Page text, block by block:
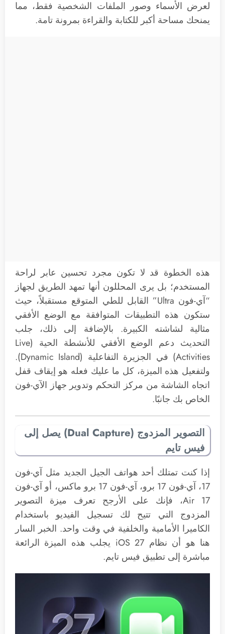
لعرض الأسماء وصور الملفات الشخصية فقط، مما
يمنحك مساحة أكبر للكتابة والقراءة بمرونة تامة.
هذه الخطوة قد لا تكون مجرد تحسين عابر لراحة
المستخدم؛ بل يرى المحللون أنها تمهد الطريق لجهاز
“آي-فون Ultra” القابل للطي المتوقع مستقبلاً، حيث
ستكون هذه التطبيقات المتوافقة مع الوضع الأفقي
مثالية لشاشته الكبيرة. بالإضافة إلى ذلك، جلب
التحديث دعم الوضع الأفقي للأنشطة الحية (Live
Activities) في الجزيرة التفاعلية (Dynamic Island).
ولتفعيل هذه الميزة، كل ما عليك فعله هو إيقاف قفل
اتجاه الشاشة من مركز التحكم وتدوير جهاز الآي-فون
الخاص بك جانبًا.
التصوير المزدوج (Dual Capture) يصل إلى
فيس تايم
إذا كنت تمتلك أحد هواتف الجيل الجديد مثل آي-فون
17، آي-فون 17 برو، آي-فون 17 برو ماكس، أو آي-فون
17 Air، فإنك على الأرجح تعرف ميزة التصوير
المزدوج التي تتيح لك تسجيل الفيديو باستخدام
الكاميرا الأمامية والخلفية في وقت واحد. الخبر السار
هنا هو أن نظام iOS 27 يجلب هذه الميزة الرائعة
مباشرة إلى تطبيق فيس تايم.